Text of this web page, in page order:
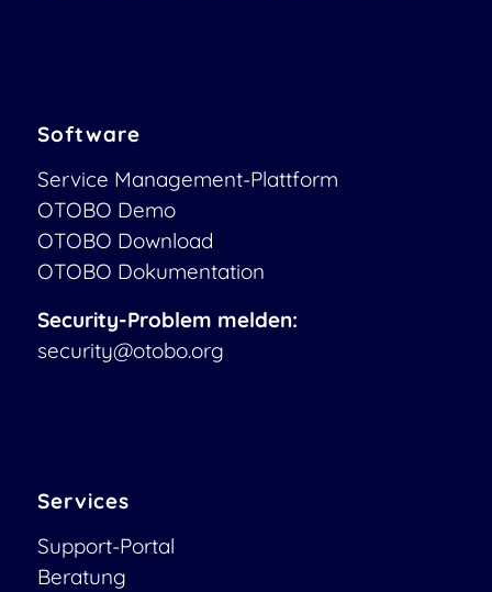
Software
Service Management-Plattform
OTOBO Demo
OTOBO Download
OTOBO Dokumentation
Security-Problem melden:
security@otobo.org
Services
Support-Portal
Beratung